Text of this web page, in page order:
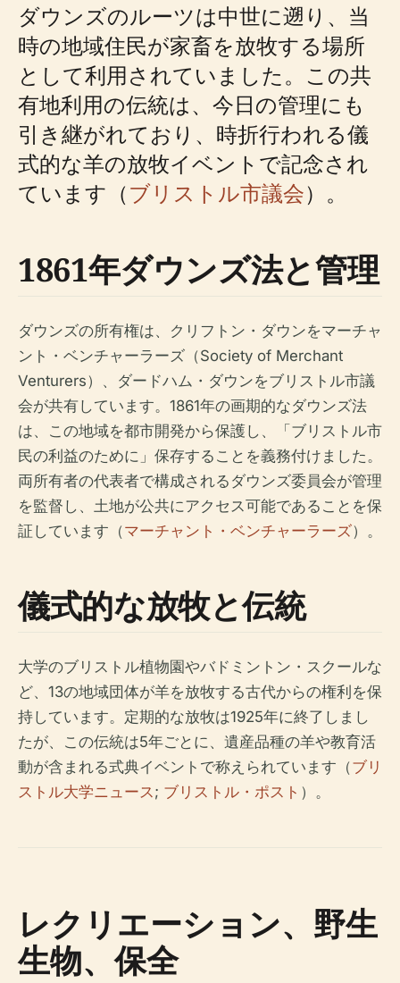
ダウンズのルーツは中世に遡り、当
時の地域住民が家畜を放牧する場所
として利用されていました。この共
有地利用の伝統は、今日の管理にも
引き継がれており、時折行われる儀
式的な羊の放牧イベントで記念され
ています（ブリストル市議会）。
1861年ダウンズ法と管理
ダウンズの所有権は、クリフトン・ダウンをマーチャ
ント・ベンチャーラーズ（Society of Merchant
Venturers）、ダードハム・ダウンをブリストル市議
会が共有しています。1861年の画期的なダウンズ法
は、この地域を都市開発から保護し、「ブリストル市
民の利益のために」保存することを義務付けました。
両所有者の代表者で構成されるダウンズ委員会が管理
を監督し、土地が公共にアクセス可能であることを保
証しています（マーチャント・ベンチャーラーズ）。
儀式的な放牧と伝統
大学のブリストル植物園やバドミントン・スクールな
ど、13の地域団体が羊を放牧する古代からの権利を保
持しています。定期的な放牧は1925年に終了しまし
たが、この伝統は5年ごとに、遺産品種の羊や教育活
動が含まれる式典イベントで称えられています（ブリ
ストル大学ニュース; ブリストル・ポスト ）。
レクリエーション、野生
生物、保全